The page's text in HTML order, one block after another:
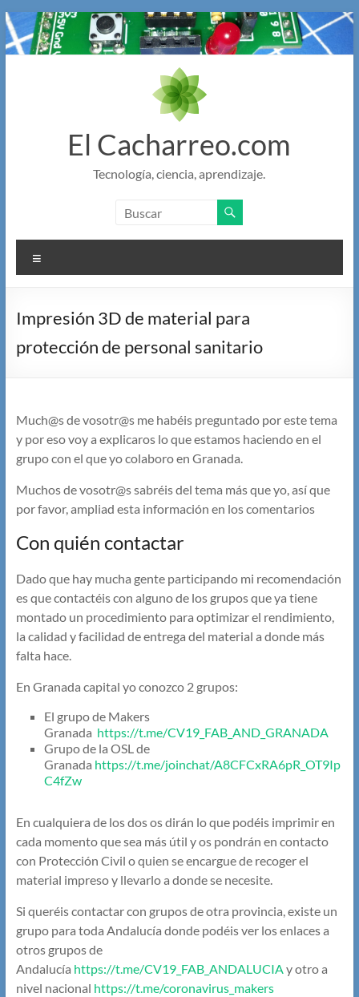
Saltar
al
contenido
El Cacharreo.com
Tecnología, ciencia, aprendizaje.
Impresión 3D de material para
protección de personal sanitario
Much@s de vosotr@s me habéis preguntado por este tema
y por eso voy a explicaros lo que estamos haciendo en el
grupo con el que yo colaboro en Granada.
Muchos de vosotr@s sabréis del tema más que yo, así que
por favor, ampliad esta información en los comentarios
Con quién contactar
Dado que hay mucha gente participando mi recomendación
es que contactéis con alguno de los grupos que ya tiene
montado un procedimiento para optimizar el rendimiento,
la calidad y facilidad de entrega del material a donde más
falta hace.
En Granada capital yo conozco 2 grupos:
El grupo de Makers
Granada https://t.me/CV19_FAB_AND_GRANADA
Grupo de la OSL de
Granada https://t.me/joinchat/A8CFCxRA6pR_OT9Ip
C4fZw
En cualquiera de los dos os dirán lo que podéis imprimir en
cada momento que sea más útil y os pondrán en contacto
con Protección Civil o quien se encargue de recoger el
material impreso y llevarlo a donde se necesite.
Si queréis contactar con grupos de otra provincia, existe un
grupo para toda Andalucía donde podéis ver los enlaces a
otros grupos de
Andalucía https://t.me/CV19_FAB_ANDALUCIAy otro a
nivel nacional https://t.me/coronavirus_makers